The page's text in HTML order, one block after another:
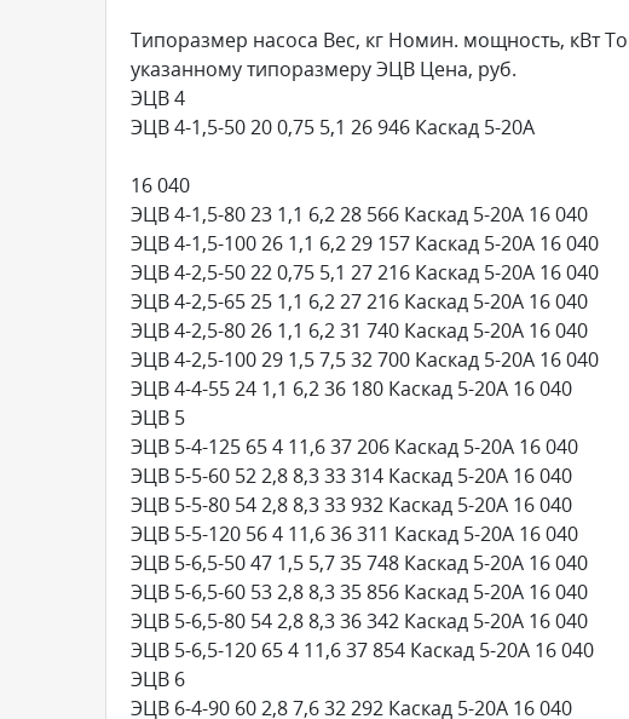
Типоразмер насоса Вес, кг Номин. мощность, кВт
указанному типоразмеру ЭЦВ Цена, руб.
ЭЦВ 4
ЭЦВ 4-1,5-50 20 0,75 5,1 26 946 Каскад 5-20А
16 040
ЭЦВ 4-1,5-80 23 1,1 6,2 28 566 Каскад 5-20А 16 040
ЭЦВ 4-1,5-100 26 1,1 6,2 29 157 Каскад 5-20А 16 040
ЭЦВ 4-2,5-50 22 0,75 5,1 27 216 Каскад 5-20А 16 040
ЭЦВ 4-2,5-65 25 1,1 6,2 27 216 Каскад 5-20А 16 040
ЭЦВ 4-2,5-80 26 1,1 6,2 31 740 Каскад 5-20А 16 040
ЭЦВ 4-2,5-100 29 1,5 7,5 32 700 Каскад 5-20А 16 040
ЭЦВ 4-4-55 24 1,1 6,2 36 180 Каскад 5-20А 16 040
ЭЦВ 5
ЭЦВ 5-4-125 65 4 11,6 37 206 Каскад 5-20А 16 040
ЭЦВ 5-5-60 52 2,8 8,3 33 314 Каскад 5-20А 16 040
ЭЦВ 5-5-80 54 2,8 8,3 33 932 Каскад 5-20А 16 040
ЭЦВ 5-5-120 56 4 11,6 36 311 Каскад 5-20А 16 040
ЭЦВ 5-6,5-50 47 1,5 5,7 35 748 Каскад 5-20А 16 040
ЭЦВ 5-6,5-60 53 2,8 8,3 35 856 Каскад 5-20А 16 040
ЭЦВ 5-6,5-80 54 2,8 8,3 36 342 Каскад 5-20А 16 040
ЭЦВ 5-6,5-120 65 4 11,6 37 854 Каскад 5-20А 16 040
ЭЦВ 6
ЭЦВ 6-4-90 60 2,8 7,6 32 292 Каскад 5-20А 16 040